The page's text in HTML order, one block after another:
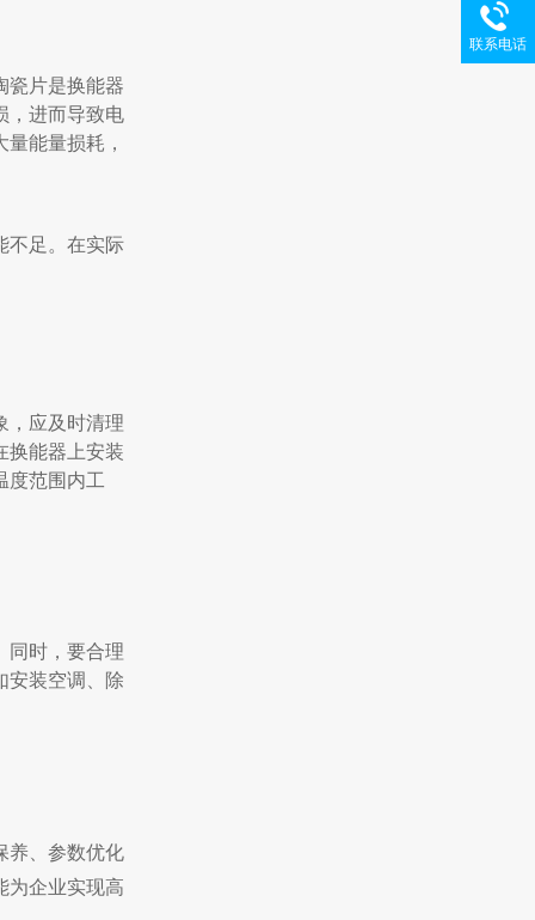
瓷片是换能器
，进而导致电
能量损耗，
不足。在实际
，应及时清理
换能器上安装
度范围内工
同时，要合理
安装空调、除
养、参数优化
为企业实现高
联系电话